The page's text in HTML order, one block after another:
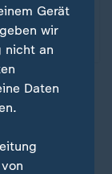
zwei
Zinsen
für andere
Gerät
wir
nicht an
Daten